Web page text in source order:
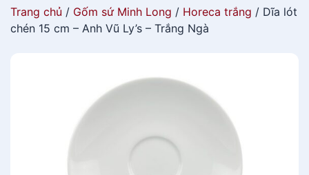
Trang chủ / Gốm sứ Minh Long / Horeca trắng / Dĩa lót
chén 15 cm – Anh Vũ Ly’s – Trắng Ngà